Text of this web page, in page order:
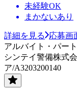
未経験OK
まかないあり
詳細を見る
応募画
アルバイト・パート
シンテイ警備株式
ア/A3203200140